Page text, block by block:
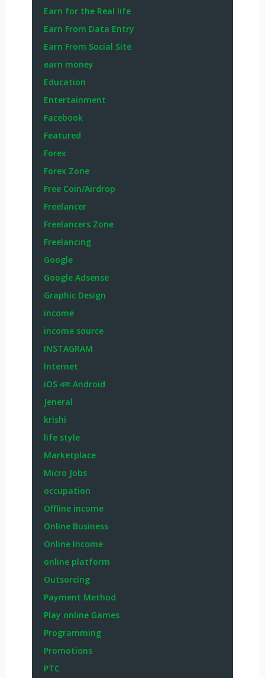
Earn for the Real life
Earn From Data Entry
Earn From Social Site
earn money
Education
Entertainment
Facebook
Featured
Forex
Forex Zone
Free Coin/Airdrop
Freelancer
Freelancers Zone
Freelancing
Google
Google Adsense
Graphic Design
income
income source
INSTAGRAM
Internet
iOS এবং Android
Jeneral
krishi
life style
Marketplace
Micro Jobs
occupation
Offline income
Online Business
Online Income
online platform
Outsorcing
Payment Method
Play online Games
Programming
Promotions
PTC